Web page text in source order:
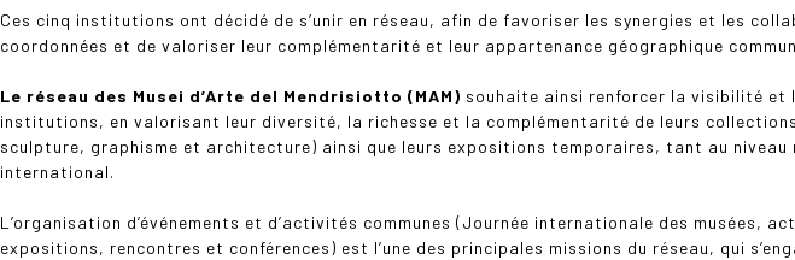
Ces cinq institutions ont décidé de s’unir en réseau, afin de favoriser les synergies et les
coordonnées et de valoriser leur complémentarité et leur appartenance géographique
Le réseau des Musei d’Arte del Mendrisiotto (MAM) souhaite ainsi renforcer la visibilité et
institutions, en valorisant leur diversité, la richesse et la complémentarité de leurs
sculpture, graphisme et architecture) ainsi que leurs expositions temporaires, tant au
international.
L’organisation d’événements et d’activités communes (Journée internationale des musées,
expositions, rencontres et conférences) est l’une des principales missions du réseau, qui